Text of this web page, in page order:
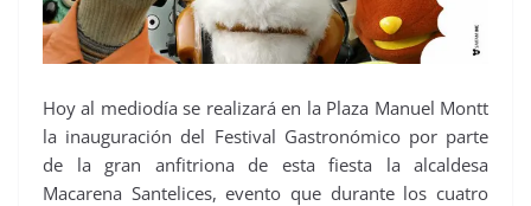
Hoy al mediodía se realizará en la Plaza Manuel Montt
la inauguración del Festival Gastronómico por parte
de la gran anfitriona de esta fiesta la alcaldesa
Macarena Santelices, evento que durante los cuatro